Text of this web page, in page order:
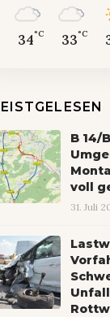
34°C 33°C
B 14/
voll
31. Juli